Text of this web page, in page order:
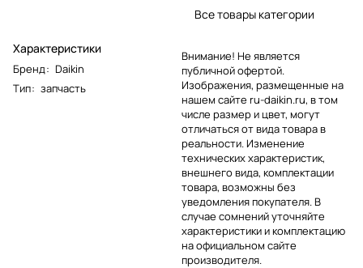
Характеристики
Бренд: Daikin
Тип: запчасть
Все товары категории
Внимание! Не является
публичной офертой.
Изображения, размещенные на
нашем сайте ru-daikin.ru, в том
числе размер и цвет, могут
отличаться от вида товара в
реальности. Изменение
технических характеристик,
внешнего вида, комплектации
товара, возможны без
уведомления покупателя. В
случае сомнений уточняйте
характеристики и комплектацию
на официальном сайте
производителя.